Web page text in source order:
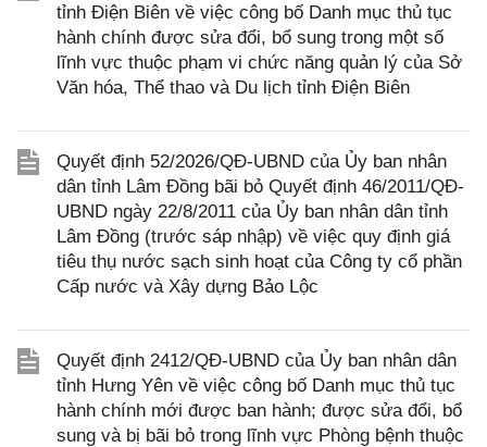
tỉnh Điện Biên về việc công bố Danh mục thủ tục
hành chính được sửa đổi, bổ sung trong một số
lĩnh vực thuộc phạm vi chức năng quản lý của Sở
Văn hóa, Thể thao và Du lịch tỉnh Điện Biên
Quyết định 52/2026/QĐ-UBND của Ủy ban nhân
dân tỉnh Lâm Đồng bãi bỏ Quyết định 46/2011/QĐ-
UBND ngày 22/8/2011 của Ủy ban nhân dân tỉnh
Lâm Đồng (trước sáp nhập) về việc quy định giá
tiêu thụ nước sạch sinh hoạt của Công ty cổ phần
Cấp nước và Xây dựng Bảo Lộc
Quyết định 2412/QĐ-UBND của Ủy ban nhân dân
tỉnh Hưng Yên về việc công bố Danh mục thủ tục
hành chính mới được ban hành; được sửa đổi, bổ
sung và bị bãi bỏ trong lĩnh vực Phòng bệnh thuộc